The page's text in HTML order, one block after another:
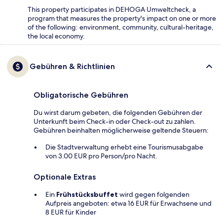
This property participates in DEHOGA Umweltcheck, a
program that measures the property's impact on one or more
of the following: environment, community, cultural-heritage,
the local economy.
Gebühren & Richtlinien
Obligatorische Gebühren
Du wirst darum gebeten, die folgenden Gebühren der
Unterkunft beim Check-in oder Check-out zu zahlen.
Gebühren beinhalten möglicherweise geltende Steuern:
Die Stadtverwaltung erhebt eine Tourismusabgabe
von 3.00 EUR pro Person/pro Nacht.
Optionale Extras
Ein Frühstücksbuffet wird gegen folgenden
Aufpreis angeboten: etwa 16 EUR für Erwachsene und
8 EUR für Kinder